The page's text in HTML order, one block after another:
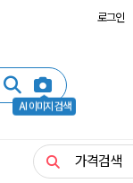
로그인
AI 이미지 검색
가격검색